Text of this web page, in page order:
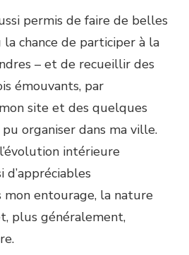
permis de faire de belles
la chance de participer à la
– et de recueillir des
émouvants, par
site et des quelques
pu organiser dans ma ville.
intérieure
d’appréciables
mon entourage, la nature
plus généralement,